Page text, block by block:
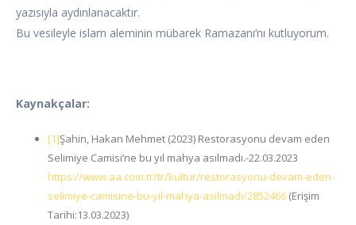
yazısıyla aydınlanacaktır.
Bu vesileyle islam aleminin mübarek Ramazanı’nı kutluyorum.
Kaynakçalar:
[1]Şahin, Hakan Mehmet (2023) Restorasyonu devam eden
Selimiye Camisi’ne bu yıl mahya asılmadı.-22.03.2023
https://www.aa.com.tr/tr/kultur/restorasyonu-devam-eden-
selimiye-camisine-bu-yil-mahya-asilmadi/2852466 (Erişim
Tarihi:13.03.2023)